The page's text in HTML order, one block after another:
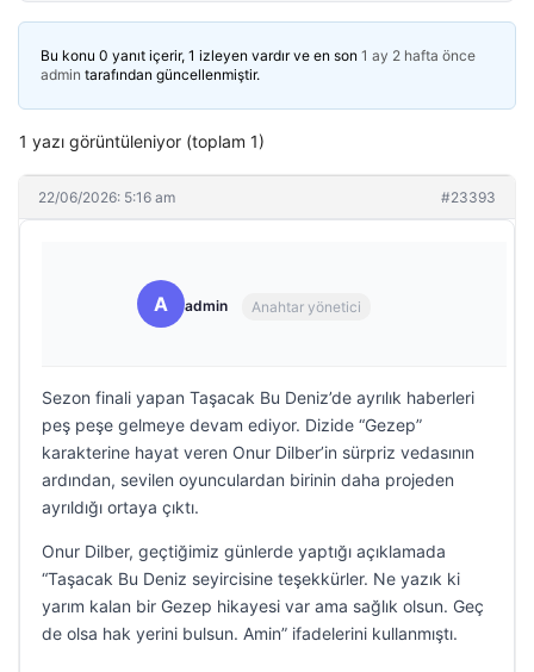
Bu konu 0 yanıt içerir, 1 izleyen vardır ve en son 1 ay 2 hafta önce
admin tarafından güncellenmiştir.
1 yazı görüntüleniyor (toplam 1)
22/06/2026: 5:16 am #23393
A admin Anahtar yönetici
Sezon finali yapan Taşacak Bu Deniz’de ayrılık haberleri
peş peşe gelmeye devam ediyor. Dizide “Gezep”
karakterine hayat veren Onur Dilber’in sürpriz vedasının
ardından, sevilen oyunculardan birinin daha projeden
ayrıldığı ortaya çıktı.
Onur Dilber, geçtiğimiz günlerde yaptığı açıklamada
“Taşacak Bu Deniz seyircisine teşekkürler. Ne yazık ki
yarım kalan bir Gezep hikayesi var ama sağlık olsun. Geç
de olsa hak yerini bulsun. Amin” ifadelerini kullanmıştı.